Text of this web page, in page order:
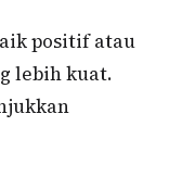
positif atau
lebih kuat.